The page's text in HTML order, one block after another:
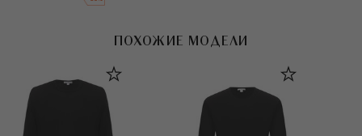
ПОХОЖИЕ МОДЕЛИ